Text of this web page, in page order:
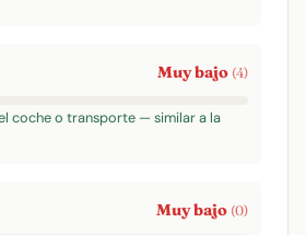
Muy bajo (4)
coche o transporte — similar a la
Muy bajo (0)